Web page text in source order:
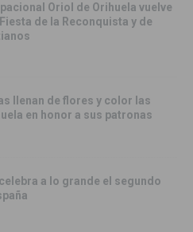
Oriol de Orihuela vuelve
de la Reconquista y de
llenan de flores y color las
en honor a sus patronas
a lo grande el segundo